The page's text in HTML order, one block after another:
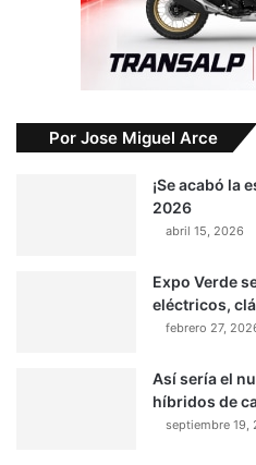
Por Jose Miguel Arce
¡Se acabó la
2026
abril 15, 2026
Expo Verde
eléctricos,
febrero 27,
Así sería el
híbridos de
septiembre 19,